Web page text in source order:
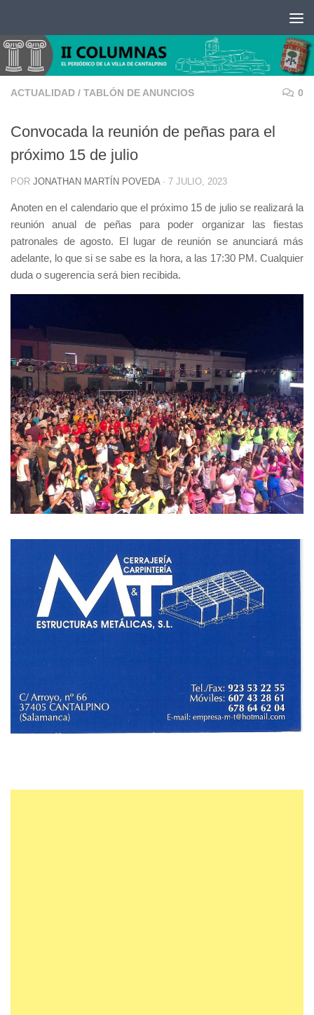
ACTUALIDAD / TABLÓN DE ANUNCIOS 0
Convocada la reunión de peñas para el
próximo 15 de julio
POR JONATHAN MARTÍN POVEDA · 7 JULIO, 2023
Anoten en el calendario que el próximo 15 de julio se realizará la
reunión anual de peñas para poder organizar las fiestas
patronales de agosto. El lugar de reunión se anunciará más
adelante, lo que si se sabe es la hora, a las 17:30 PM. Cualquier
duda o sugerencia será bien recibida.